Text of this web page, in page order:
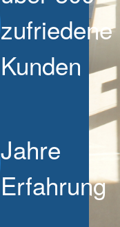
zufriedene
Kunden
Jahre
Erfahrung